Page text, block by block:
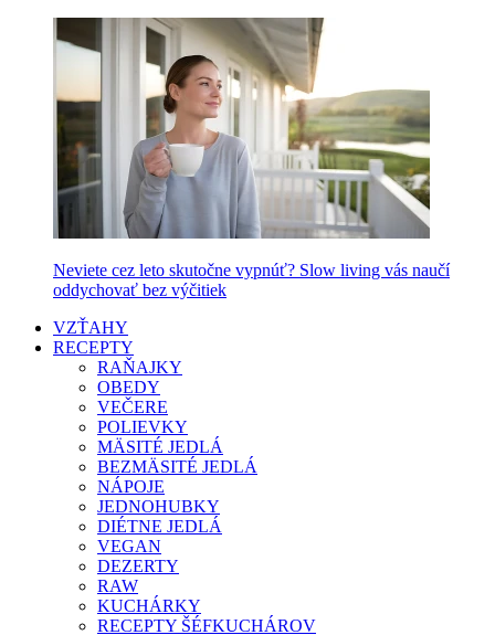
Neviete cez leto skutočne vypnúť? Slow living vás naučí
oddychovať bez výčitiek
VZŤAHY
RECEPTY
RAŇAJKY
OBEDY
VEČERE
POLIEVKY
MÄSITÉ JEDLÁ
BEZMÄSITÉ JEDLÁ
NÁPOJE
JEDNOHUBKY
DIÉTNE JEDLÁ
VEGAN
DEZERTY
RAW
KUCHÁRKY
RECEPTY ŠÉFKUCHÁROV